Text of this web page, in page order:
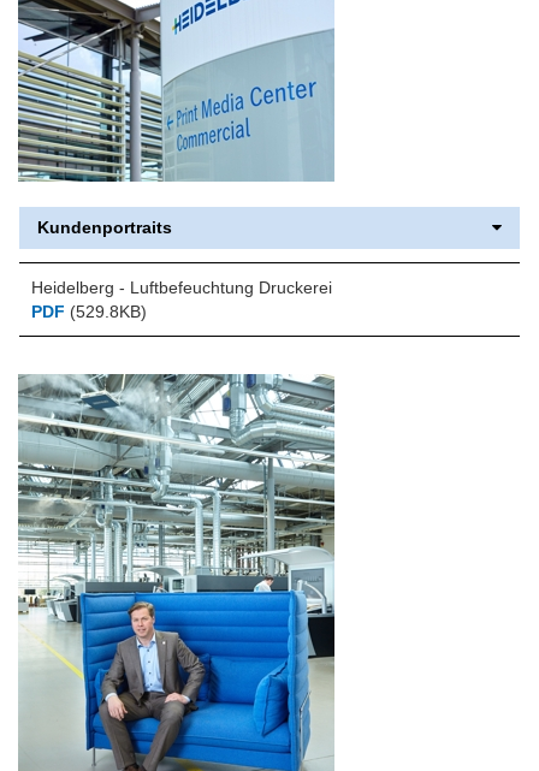
Kundenportraits
Heidelberg - Luftbefeuchtung Druckerei
PDF (529.8KB)